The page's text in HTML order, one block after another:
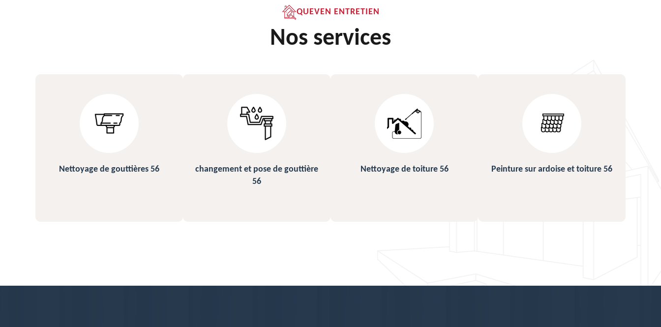
QUEVEN ENTRETIEN
Nos services
changement et pose de gouttière
Nettoyage de toiture 56 Peinture sur ardoise et toiture 56 Urgence fuite de toiture 56